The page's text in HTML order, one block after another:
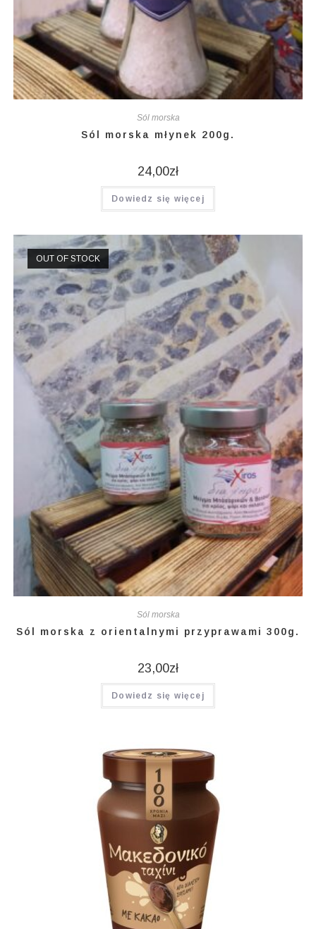
Sól morska
Sól morska młynek 200g.
24,00zł
Dowiedz się więcej
OUT OF STOCK
Sól morska
Sól morska z orientalnymi przyprawami 300g.
23,00zł
Dowiedz się więcej